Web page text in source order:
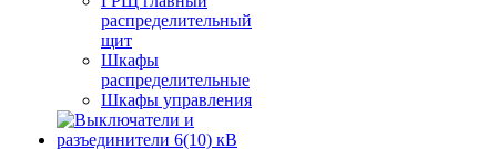
распределительный
щит
Шкафы
распределительные
Шкафы управления